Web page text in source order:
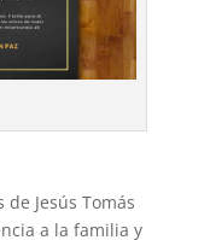
Jesús Tomás
a la familia y